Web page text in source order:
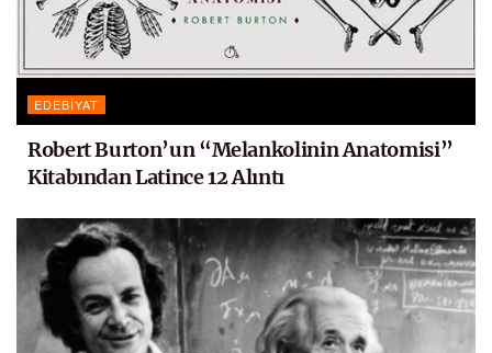
EDEBIYAT
Robert Burton’un “Melankolinin Anatomisi”
Kitabından Latince 12 Alıntı